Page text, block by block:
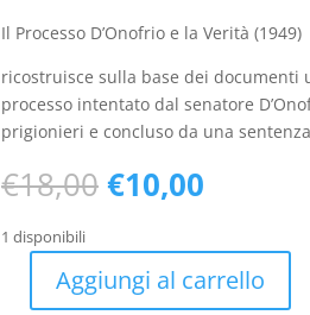
Il Processo D’Onofrio e la Verità (1949)
ricostruisce sulla base dei documenti
processo intentato dal senatore
prigionieri e concluso da una
€18,00Il
prezzo
era:
€18,00.
€10,00Il
è:
€10,00.
1 disponibili
Aggiungi al carrello